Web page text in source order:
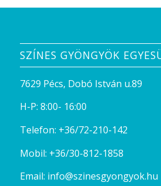
SZÍNES GYÖNGYÖK
7629 Pécs, Dobó István u.89
H-P: 8:00- 16:00
Telefon: +36/72-210-142
Mobil: +36/30-812-1858
Email: info@szinesgyongyok.hu